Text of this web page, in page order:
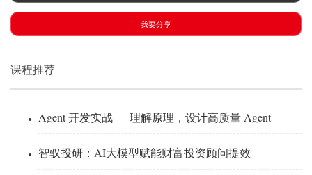
我要分享
课程推荐
Agent 开发实战 — 理解原理，设计高质量 Agent
智驭投研：AI大模型赋能财富投资顾问提效